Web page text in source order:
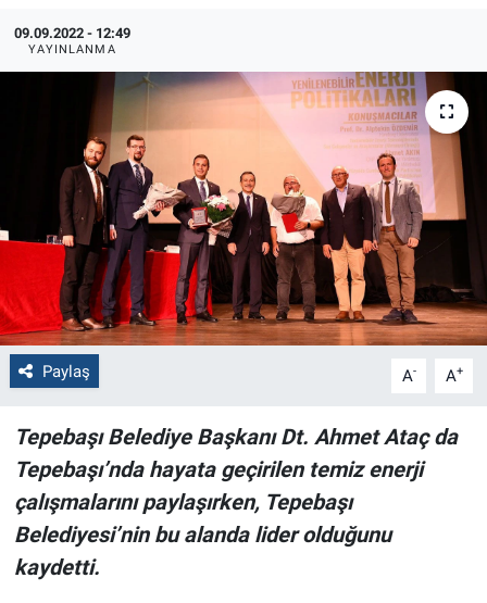
09.09.2022 - 12:49
YAYINLANMA
Paylaş A- A+
Tepebaşı Belediye Başkanı Dt. Ahmet Ataç da
Tepebaşı’nda hayata geçirilen temiz enerji
çalışmalarını paylaşırken, Tepebaşı
Belediyesi’nin bu alanda lider olduğunu
kaydetti.
Sağlık
Alış-Veriş/İş dünyası
Ekonomi
Kültür Sanat
Politika
Bilecik
Kütahya
Gezi
Genel
Yerel
Magazin
Bilim ve Teknoloji
Haber Arşivi